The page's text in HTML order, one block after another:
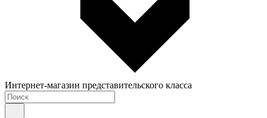
Интернет-магазин представительского класса